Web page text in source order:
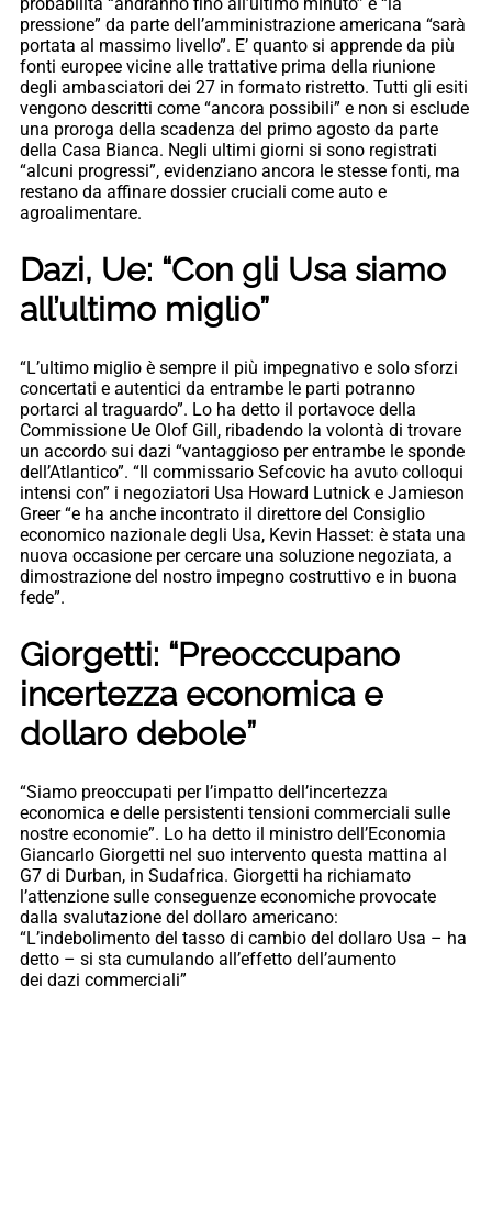
probabilità “andranno fino all’ultimo minuto” e “la
pressione” da parte dell’amministrazione americana “sarà
portata al massimo livello”. E’ quanto si apprende da più
fonti europee vicine alle trattative prima della riunione
degli ambasciatori dei 27 in formato ristretto. Tutti gli esiti
vengono descritti come “ancora possibili” e non si esclude
una proroga della scadenza del primo agosto da parte
della Casa Bianca. Negli ultimi giorni si sono registrati
“alcuni progressi”, evidenziano ancora le stesse fonti, ma
restano da affinare dossier cruciali come auto e
agroalimentare.
Dazi, Ue: “Con gli Usa siamo
all’ultimo miglio”
“L’ultimo miglio è sempre il più impegnativo e solo sforzi
concertati e autentici da entrambe le parti potranno
portarci al traguardo”. Lo ha detto il portavoce della
Commissione Ue Olof Gill, ribadendo la volontà di trovare
un accordo sui dazi “vantaggioso per entrambe le sponde
dell’Atlantico”. “Il commissario Sefcovic ha avuto colloqui
intensi con” i negoziatori Usa Howard Lutnick e Jamieson
Greer “e ha anche incontrato il direttore del Consiglio
economico nazionale degli Usa, Kevin Hasset: è stata una
nuova occasione per cercare una soluzione negoziata, a
dimostrazione del nostro impegno costruttivo e in buona
fede”.
Giorgetti: “Preocccupano
incertezza economica e
dollaro debole”
“Siamo preoccupati per l’impatto dell’incertezza
economica e delle persistenti tensioni commerciali sulle
nostre economie”. Lo ha detto il ministro dell’Economia
Giancarlo Giorgetti nel suo intervento questa mattina al
G7 di Durban, in Sudafrica. Giorgetti ha richiamato
l’attenzione sulle conseguenze economiche provocate
dalla svalutazione del dollaro americano:
“L’indebolimento del tasso di cambio del dollaro Usa – ha
detto – si sta cumulando all’effetto dell’aumento
dei dazi commerciali”